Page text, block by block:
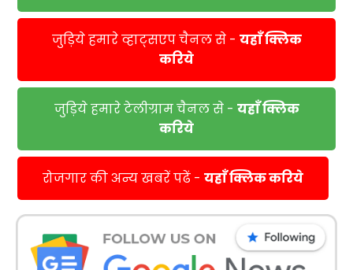
जुड़िये हमारे व्हाट्सएप चैनल से - यहाँ क्लिक
करिये
जुड़िये हमारे टेलीग्राम चैनल से - यहाँ क्लिक
करिये
रोजगार की अन्य खबरें पढें - यहाँ क्लिक करिये